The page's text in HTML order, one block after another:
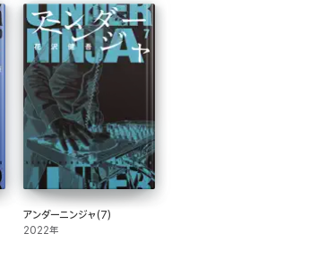
アンダーニンジャ(7)
2022年